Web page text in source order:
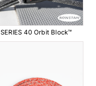
SERIES 40 Orbit Block™